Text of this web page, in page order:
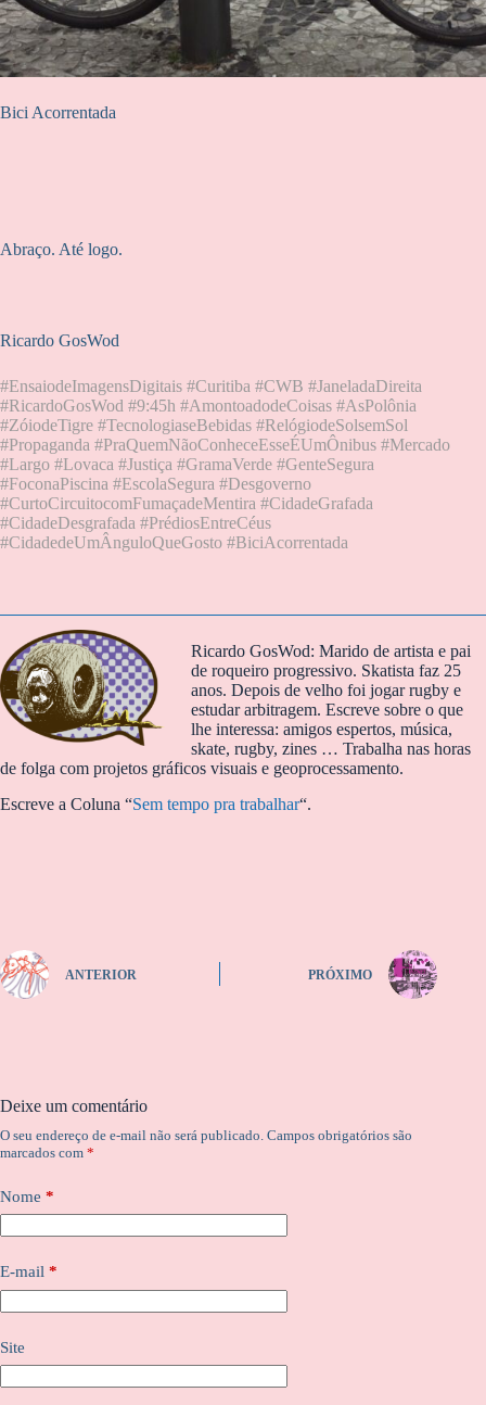
Bici Acorrentada
Abraço. Até logo.
Ricardo GosWod
#EnsaiodeImagensDigitais #Curitiba #CWB #JaneladaDireita
#RicardoGosWod #9:45h #AmontoadodeCoisas #AsPolônia
#ZóiodeTigre #TecnologiaseBebidas #RelógiodeSolsemSol
#Propaganda #PraQuemNãoConheceEsseÉUmÔnibus #Mercado
#Largo #Lovaca #Justiça #GramaVerde #GenteSegura
#FoconaPiscina #EscolaSegura #Desgoverno
#CurtoCircuitocomFumaçadeMentira #CidadeGrafada
#CidadeDesgrafada #PrédiosEntreCéus
#CidadedeUmÂnguloQueGosto #BiciAcorrentada
Ricardo GosWod: Marido de artista e pai
de roqueiro progressivo. Skatista faz 25
anos. Depois de velho foi jogar rugby e
estudar arbitragem. Escreve sobre o que
lhe interessa: amigos espertos, música,
skate, rugby, zines … Trabalha nas horas
de folga com projetos gráficos visuais e geoprocessamento.
Escreve a Coluna “Sem tempo pra trabalhar“.
ANTERIOR PRÓXIMO
Deixe um comentário
O seu endereço de e-mail não será publicado. Campos obrigatórios são
marcados com *
Nome *
E-mail *
Site